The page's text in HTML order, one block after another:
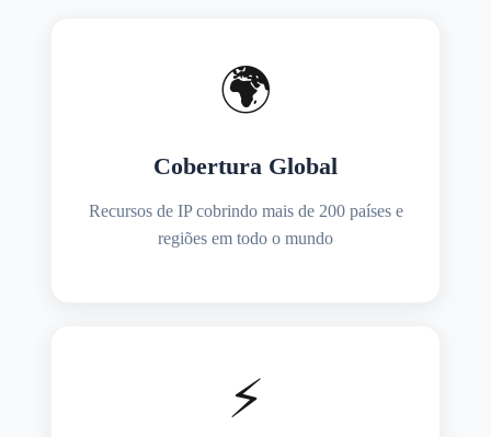
🌍
Cobertura Global
Recursos de IP cobrindo mais de 200 países e
regiões em todo o mundo
⚡